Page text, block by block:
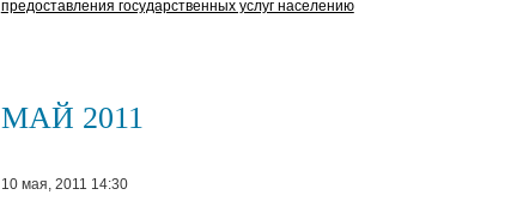
предоставления государственных услуг населению
МАЙ 2011
10 мая, 2011 14:30